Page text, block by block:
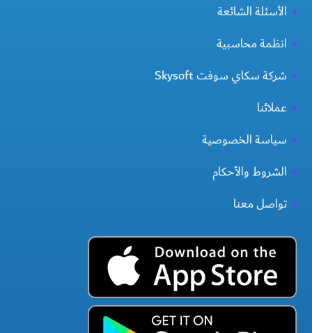
الأسئلة الشائعة
انظمة محاسبية
شركة سكاي سوفت Skysoft
عملائنا
سياسة الخصوصية
الشروط والأحكام
تواصل معنا